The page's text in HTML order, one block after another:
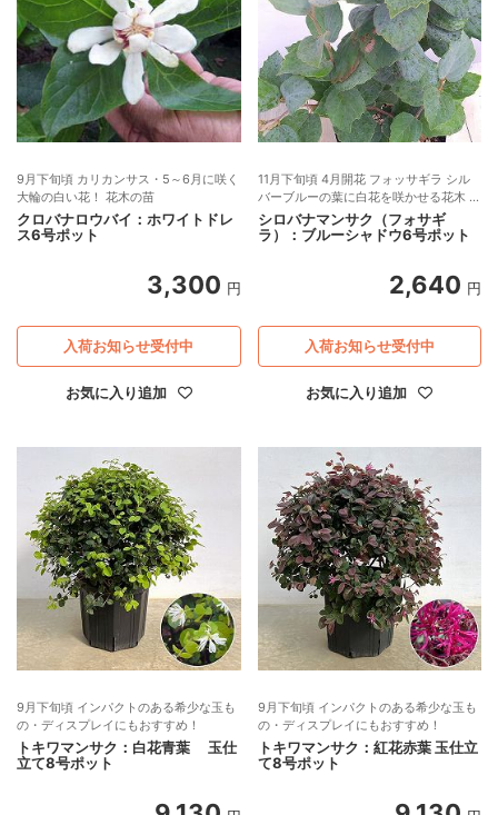
9月下旬頃 カリカンサス・5～6月に咲く
大輪の白い花！ 花木の苗
クロバナロウバイ：ホワイトドレ
ス6号ポット
3,300 円
お気に入り追加
入荷お知らせ受付中
11月下旬頃 4月開花 フォッサギラ シル
バーブルーの葉に白花を咲かせる花木 紅
葉も美しく、半日陰でもOK
シロバナマンサク（フォサギ
ラ）：ブルーシャドウ6号ポット
2,640 円
お気に入り追加
入荷お知らせ受付中
9月下旬頃 インパクトのある希少な玉も
の・ディスプレイにもおすすめ！
トキワマンサク：白花青葉 玉仕
立て8号ポット
9月下旬頃 インパクトのある希少な玉も
の・ディスプレイにもおすすめ！
トキワマンサク：紅花赤葉 玉仕立
て8号ポット